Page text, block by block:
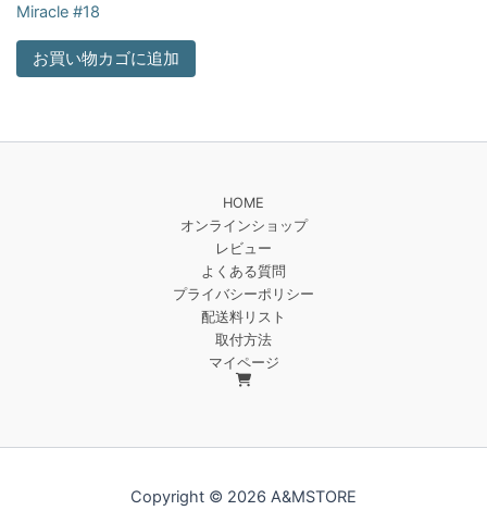
Miracle #18
お買い物カゴに追加
HOME
オンラインショップ
レビュー
よくある質問
プライバシーポリシー
配送料リスト
取付方法
マイページ
Copyright © 2026 A&MSTORE